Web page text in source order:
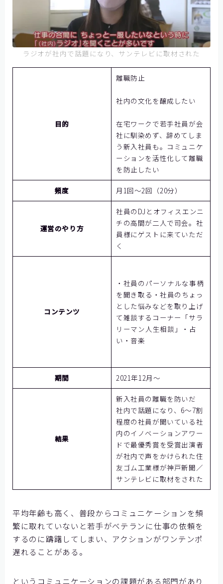
ラジオが社内で話題になり、サンテレビに取材された
目的
離職防止
社内の文化を醸成したい
在宅ワークで若手社員が会
社に馴染めず、辞めてしま
う新入社員も。コミュニケ
ーションを活性化して離職
を防止したい
頻度 月1回～2回（20分）
運営のやり方
社員のDJとオフィスエンニ
チの高間が二人で司会。社
員様にゲストに来ていただ
く
コンテンツ
・社員のパーソナルな事柄
を聞き取る ・社員のちょっ
とした悩みなどを取り上げ
て雑談するコーナー 「サラ
リーマン人生相談」・占
い・音楽
期間 2021年12月～
結果
新入社員の離職を防いだ
社内で話題になり、6～7割
程度の社員が聞いている社
内のイノベーションアワー
ドで最優秀賞を受賞出演者
が社内で声をかけられた住
友ゴム工業様が神戸新聞／
サンテレビに取材をされた
平均年齢も高く、普段からコミュニケーションを頻
繁に取れていないと若手がベテランに仕事の依頼を
するのに躊躇してしまい、アクションがワンテンポ
遅れることがある。
というコミュニケーションの課題がある部門があり